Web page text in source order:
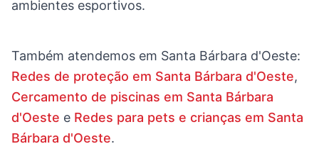
ambientes esportivos.
Também atendemos em Santa Bárbara d'Oeste:
Redes de proteção em Santa Bárbara d'Oeste,
Cercamento de piscinas em Santa Bárbara
d'Oeste e Redes para pets e crianças em Santa
Bárbara d'Oeste.